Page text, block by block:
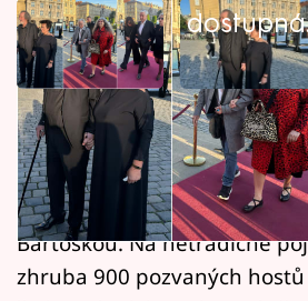
Seriály
Horoskopy
Sledujte prima+
Filmový festival Karlovy
Pořady
V pražském Rudolfinu se
závěrečná část rozloučení s
prezidentem karlovarského
Bartoškou. Na netradičně
zhruba 900 pozvaných